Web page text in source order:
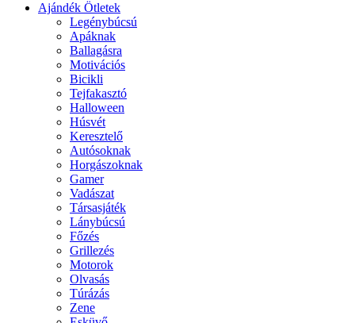
Ajándék Ötletek
Legénybúcsú
Apáknak
Ballagásra
Motivációs
Bicikli
Tejfakasztó
Halloween
Húsvét
Keresztelő
Autósoknak
Horgászoknak
Gamer
Vadászat
Társasjáték
Lánybúcsú
Főzés
Grillezés
Motorok
Olvasás
Túrázás
Zene